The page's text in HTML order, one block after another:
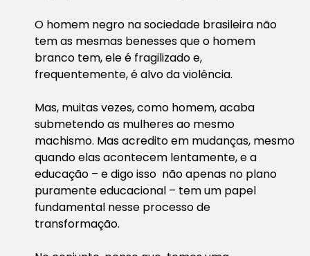
O homem negro na sociedade brasileira não
tem as mesmas benesses que o homem
branco tem, ele é fragilizado e,
frequentemente, é alvo da violência.
Mas, muitas vezes, como homem, acaba
submetendo as mulheres ao mesmo
machismo. Mas acredito em mudanças, mesmo
quando elas acontecem lentamente, e a
educação – e digo isso não apenas no plano
puramente educacional – tem um papel
fundamental nesse processo de
transformação.